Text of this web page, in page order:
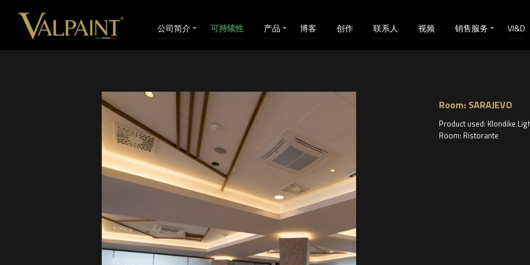
公司简介 可持续性 产品 博客 创作 联系人 视频 销售服务 VI&D
Room: SARAJEVO
Product used: Klondike
Room: Ristorante